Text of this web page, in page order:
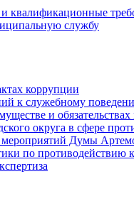
квалификационные
службу
коррупции
к служебному
и
округа в сфере
Думы
по противодействию